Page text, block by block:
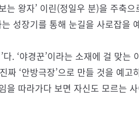
는 왕자’ 이린(정일우 분)을 주축으
성장기를 통해 눈길을 사로잡을
. ‘야경꾼’이라는 소재에 걸 맞는
‘안방극장’으로 만들 것을 예고
을 따라가다 보면 자신도 모르는